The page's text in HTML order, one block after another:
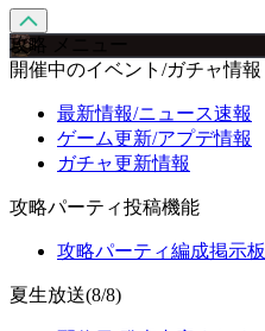
攻略 メニュー
開催中のイベント/ガチャ情報
最新情報/ニュース速報
ゲーム更新/アプデ情報
ガチャ更新情報
攻略パーティ投稿機能
攻略パーティ編成掲示板
夏生放送(8/8)